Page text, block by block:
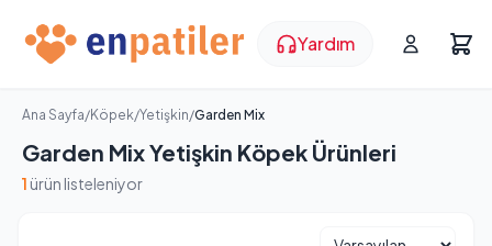
Yardım
Ana Sayfa/Köpek/Yetişkin/Garden Mix
Garden Mix Yetişkin Köpek Ürünleri
1 ürün listeleniyor